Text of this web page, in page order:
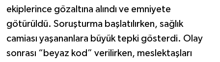
ekiplerince gözaltına alındı ve emniyete
götürüldü. Soruşturma başlatılırken, sağlık
camiası yaşananlara büyük tepki gösterdi. Olay
sonrası “beyaz kod” verilirken, meslektaşları